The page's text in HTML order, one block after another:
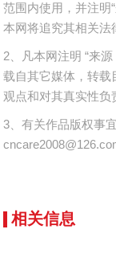
范围内使用，并注明
本网将追究其相关法
2、凡本网注明 “来
载自其它媒体，转载
观点和对其真实性负
3、有关作品版权事
相关信息